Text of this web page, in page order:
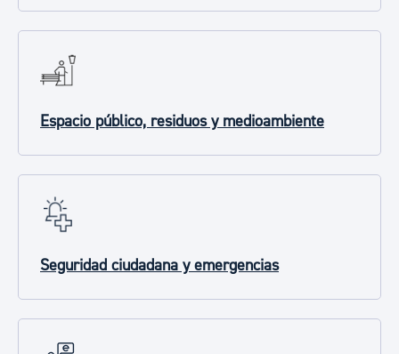
Espacio público, residuos y medioambiente
Seguridad ciudadana y emergencias